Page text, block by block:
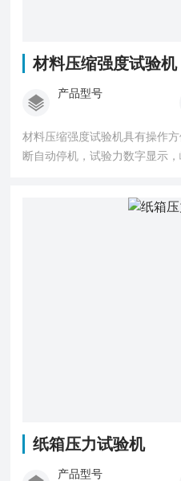
材料压缩强度试验机
产品型号
材料压缩强度试验机具有操作
断自动停机，试验力数字显示，
纸箱压力试验机
产品型号